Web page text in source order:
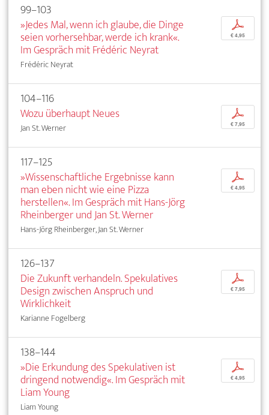
99–103
»Jedes Mal, wenn ich glaube, die Dinge
seien vorhersehbar, werde ich krank«.
Im Gespräch mit Frédéric Neyrat
Frédéric Neyrat
p
€ 4,95
104–116
Wozu überhaupt Neues
Jan St. Werner
p
€ 7,95
117–125
»Wissenschaftliche Ergebnisse kann
man eben nicht wie eine Pizza
herstellen«. Im Gespräch mit Hans-Jörg
Rheinberger und Jan St. Werner
Hans-Jörg Rheinberger, Jan St. Werner
p
€ 4,95
126–137
Die Zukunft verhandeln. Spekulatives
Design zwischen Anspruch und
Wirklichkeit
Karianne Fogelberg
p
€ 7,95
138–144
»Die Erkundung des Spekulativen ist
dringend notwendig«. Im Gespräch mit
Liam Young
Liam Young
p
€ 4,95